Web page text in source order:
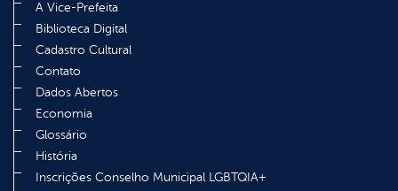
A Vice-Prefeita
Biblioteca Digital
Cadastro Cultural
Contato
Dados Abertos
Economia
Glossário
História
Inscrições Conselho Municipal LGBTQIA+